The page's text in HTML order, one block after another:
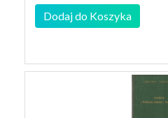
Dodaj do Koszyka